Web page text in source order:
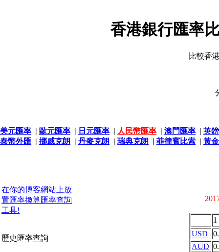
香港銀行匯率
比較香
美元匯率 | 歐元匯率 | 日元匯率 | 人民幣匯率 | 澳門匯率 | 英
泰幣外匯 | 挪威克朗 | 丹麥克朗 | 瑞典克朗 | 菲律賓比索 | 黃
在你的博客網站上放
置匯率換算匯率查詢
工具!
歷史匯率查詢
1
USD
AUD